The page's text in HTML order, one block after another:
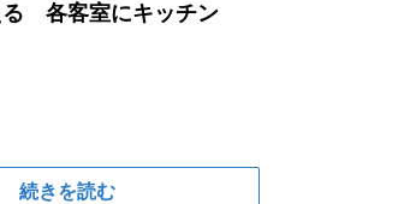
る 各客室にキッチン
続きを読む